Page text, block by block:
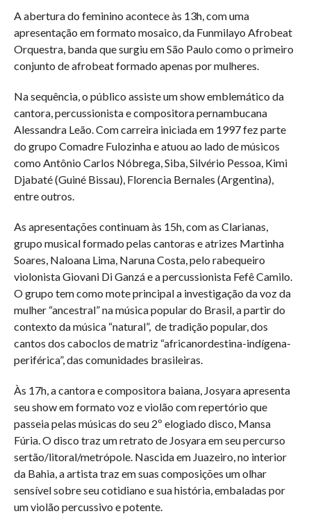
A abertura do feminino acontece às 13h, com uma
apresentação em formato mosaico, da Funmilayo Afrobeat
Orquestra, banda que surgiu em São Paulo como o primeiro
conjunto de afrobeat formado apenas por mulheres.
Na sequência, o público assiste um show emblemático da
cantora, percussionista e compositora pernambucana
Alessandra Leão. Com carreira iniciada em 1997 fez parte
do grupo Comadre Fulozinha e atuou ao lado de músicos
como Antônio Carlos Nóbrega, Siba, Silvério Pessoa, Kimi
Djabaté (Guiné Bissau), Florencia Bernales (Argentina),
entre outros.
As apresentações continuam às 15h, com as Clarianas,
grupo musical formado pelas cantoras e atrizes Martinha
Soares, Naloana Lima, Naruna Costa, pelo rabequeiro
violonista Giovani Di Ganzá e a percussionista Fefê Camilo.
O grupo tem como mote principal a investigação da voz da
mulher “ancestral” na música popular do Brasil, a partir do
contexto da música “natural”, de tradição popular, dos
cantos dos caboclos de matriz “africanordestina-indígena-
periférica”, das comunidades brasileiras.
Às 17h, a cantora e compositora baiana, Josyara apresenta
seu show em formato voz e violão com repertório que
passeia pelas músicas do seu 2º elogiado disco, Mansa
Fúria. O disco traz um retrato de Josyara em seu percurso
sertão/litoral/metrópole. Nascida em Juazeiro, no interior
da Bahia, a artista traz em suas composições um olhar
sensível sobre seu cotidiano e sua história, embaladas por
um violão percussivo e potente.